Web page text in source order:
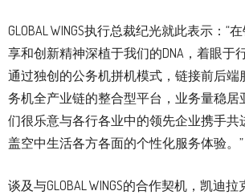
GLOBAL WINGS执行总裁纪光就此表示：“
享和创新精神深植于我们的DNA，着眼于
通过独创的公务机拼机模式，链接前后端
务机全产业链的整合型平台，业务量稳居
们很乐意与各行各业中的领先企业携手共
盖空中生活各方各面的个性化服务体验。”
谈及与GLOBAL WINGS的合作契机，凯迪